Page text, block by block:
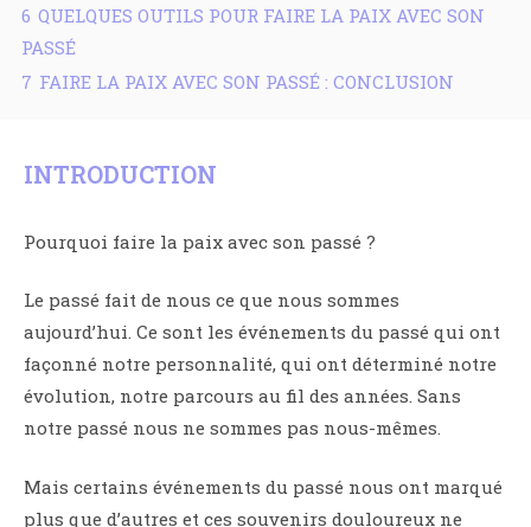
6 QUELQUES OUTILS POUR FAIRE LA PAIX AVEC SON
PASSÉ
7 FAIRE LA PAIX AVEC SON PASSÉ : CONCLUSION
INTRODUCTION
Pourquoi faire la paix avec son passé ?
Le passé fait de nous ce que nous sommes
aujourd’hui. Ce sont les événements du passé qui ont
façonné notre personnalité, qui ont déterminé notre
évolution, notre parcours au fil des années. Sans
notre passé nous ne sommes pas nous-mêmes.
Mais certains événements du passé nous ont marqué
plus que d’autres et ces souvenirs douloureux ne